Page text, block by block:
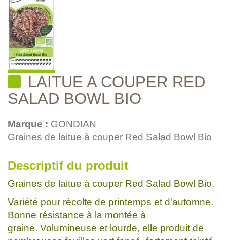
LAITUE A COUPER RED
SALAD BOWL BIO
Marque : GONDIAN
Graines de laitue à couper Red Salad Bowl Bio
Descriptif du produit
Graines de laitue à couper Red Salad Bowl Bio.
Variété pour récolte de printemps et d'automne.
Bonne résistance à la montée à
graine. Volumineuse et lourde, elle produit de